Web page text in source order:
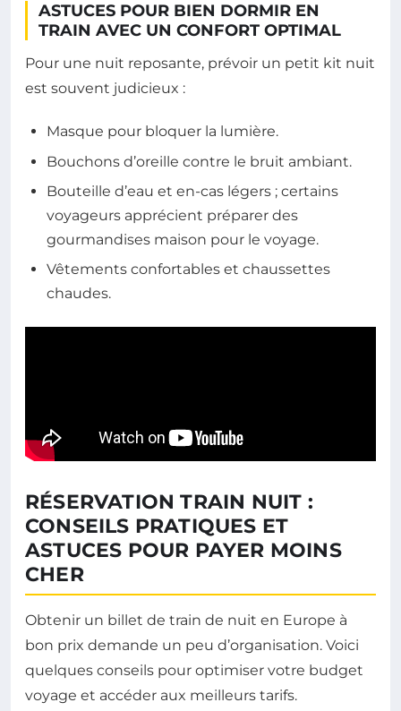
ASTUCES POUR BIEN DORMIR EN
TRAIN AVEC UN CONFORT OPTIMAL
Pour une nuit reposante, prévoir un petit kit nuit
est souvent judicieux :
Masque pour bloquer la lumière.
Bouchons d’oreille contre le bruit ambiant.
Bouteille d’eau et en-cas légers ; certains
voyageurs apprécient préparer des
gourmandises maison pour le voyage.
Vêtements confortables et chaussettes
chaudes.
RÉSERVATION TRAIN NUIT :
CONSEILS PRATIQUES ET
ASTUCES POUR PAYER MOINS
CHER
Obtenir un billet de train de nuit en Europe à
bon prix demande un peu d’organisation. Voici
quelques conseils pour optimiser votre budget
voyage et accéder aux meilleurs tarifs.